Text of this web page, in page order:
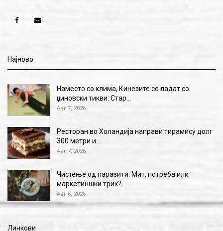
Најново
Наместо со клима, Кинезите се ладат со
џиновски тикви: Стар…
Авг 7, 2026
Ресторан во Холандија направи тирамису долг
300 метри и…
Авг 7, 2026
Чистење од паразити: Мит, потреба или
маркетиншки трик?
Авг 6, 2026
Линкови